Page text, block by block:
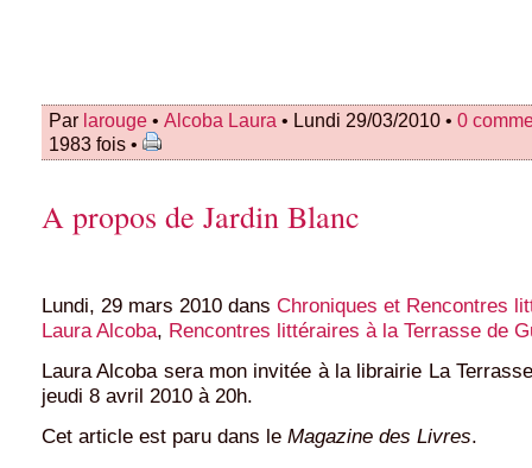
Par larouge • Alcoba Laura • Lundi 29/03/2010 • 0
1983 fois •
A propos de Jardin Blanc
Lundi, 29 mars 2010 dans Chroniques et Rencontres
Laura Alcoba, Rencontres littéraires à la Terrasse de
Laura Alcoba sera mon invitée à la librairie La
jeudi 8 avril 2010 à 20h.
Cet article est paru dans le Magazine des Livres.